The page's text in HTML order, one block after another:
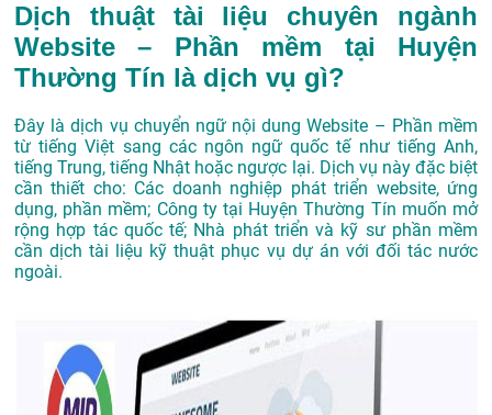
Dịch thuật tài liệu chuyên ngành
Website – Phần mềm tại Huyện
Thường Tín là dịch vụ gì?
Đây là dịch vụ chuyển ngữ nội dung Website – Phần mềm
từ tiếng Việt sang các ngôn ngữ quốc tế như tiếng Anh,
tiếng Trung, tiếng Nhật hoặc ngược lại. Dịch vụ này đặc biệt
cần thiết cho: Các doanh nghiệp phát triển website, ứng
dụng, phần mềm; Công ty tại Huyện Thường Tín muốn mở
rộng hợp tác quốc tế; Nhà phát triển và kỹ sư phần mềm
cần dịch tài liệu kỹ thuật phục vụ dự án với đối tác nước
ngoài.